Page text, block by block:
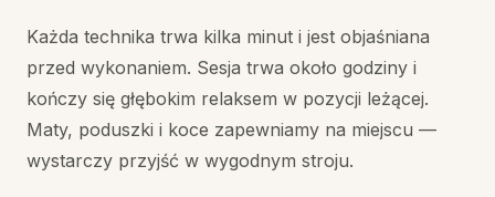
Każda technika trwa kilka minut i jest objaśniana
przed wykonaniem. Sesja trwa około godziny i
kończy się głębokim relaksem w pozycji leżącej.
Maty, poduszki i koce zapewniamy na miejscu —
wystarczy przyjść w wygodnym stroju.